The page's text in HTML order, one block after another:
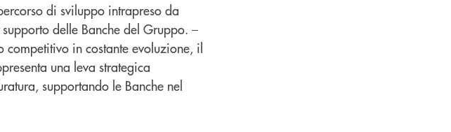
di sviluppo intrapreso da
delle Banche del Gruppo. –
competitivo in costante evoluzione, il
una leva strategica
supportando le Banche nel